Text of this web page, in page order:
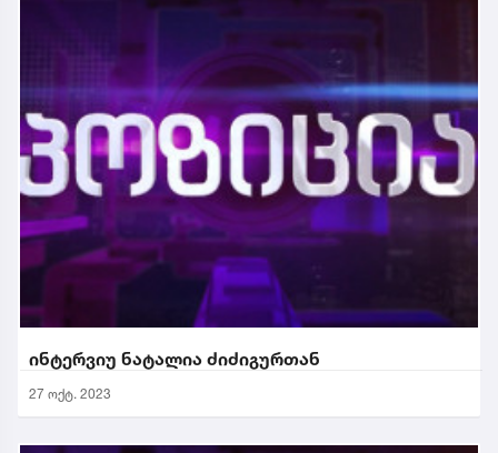
ინტერვიუ ნატალია ძიძიგურთან
27 ოქტ. 2023